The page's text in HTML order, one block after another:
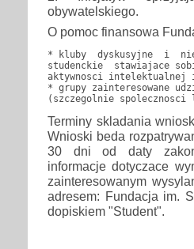
obywatelskiego.
O pomoc finansowa
* kluby  dyskusyjne  i
studenckie  stawiajace
aktywnosci intelektualnej
* grupy zainteresowane
Terminy skladania
Wnioski beda
30 dni od daty
informacje dotyczace
zainteresowanym
adresem: Fundacja im.
dopiskiem "Student".